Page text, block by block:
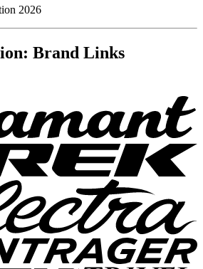
2026
Brand Links